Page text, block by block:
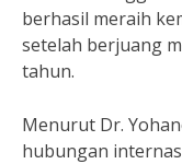
berhasil meraih
setelah berjuang
tahun.
Menurut Dr.
hubungan